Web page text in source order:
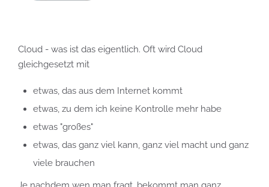
Cloud - was ist das eigentlich. Oft wird Cloud
gleichgesetzt mit
etwas, das aus dem Internet kommt
etwas, zu dem ich keine Kontrolle mehr habe
etwas "großes"
etwas, das ganz viel kann, ganz viel macht und ganz
viele brauchen